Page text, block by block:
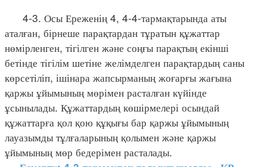
4-3. Осы Ереженің 4, 4-4-тармақтарында аты
аталған, бірнеше парақтардан тұратын құжаттар
нөмірленген, тігілген және соңғы парақтың екінші
бетінде тігілім шетіне желімделген парақтардың саны
көрсетіліп, ішінара жапсырманың жоғарғы жағына
қаржы ұйымының мөрімен расталған күйінде
ұсынылады. Құжаттардың көшірмелері осындай
құжаттарға қол қою құқығы бар қаржы ұйымының
лауазымды тұлғаларының қолымен және қаржы
ұйымының мөр бедерімен расталады.